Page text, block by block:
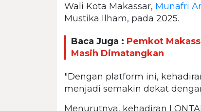
Wali Kota Makassar, Munafri
Mustika Ilham, pada 2025.
Baca Juga : Pemkot
Masih Dimatangkan
"Dengan platform ini,
menjadi semakin dekat
Menurutnya, kehadiran